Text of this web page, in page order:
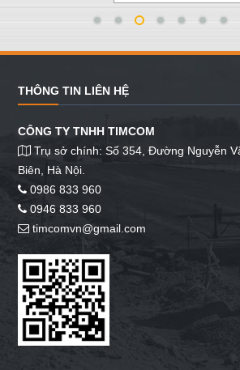
THÔNG TIN LIÊN HỆ
CÔNG TY TNHH TIMCOM
Trụ sở chính: Số 354, Đường Nguyễn
Biên, Hà Nội.
0986 833 960
0946 833 960
timcomvn@gmail.com